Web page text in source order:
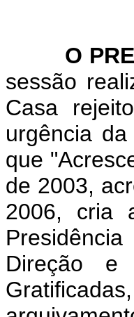
O
sessão
Casa
urgência
que
de 2003,
2006, cria
Direção e